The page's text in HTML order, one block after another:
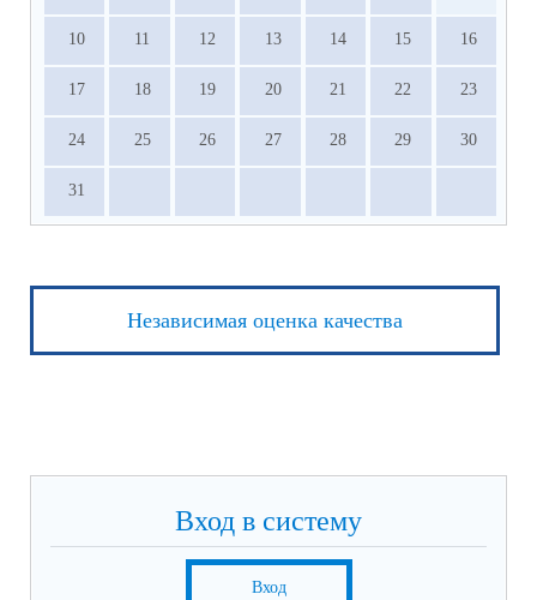
10 11 12 13 14 15 16
17 18 19 20 21 22 23
24 25 26 27 28 29 30
31
Независимая оценка качества
Вход в систему
Вход